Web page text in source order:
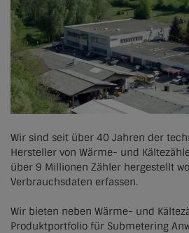
Fernwald
Homberg (Ohm)
Kolbermoor
Lich
Olbersdorf
Raubling
Wettenberg
Fachmagazin
Veranstaltungen
Archiv
Wir sind seit über 40 Jahren der
Hersteller von Wärme- und
über 9 Millionen Zähler hergestellt
Verbrauchsdaten erfassen.
Wir bieten neben Wärme- und
Produktportfolio für Submetering